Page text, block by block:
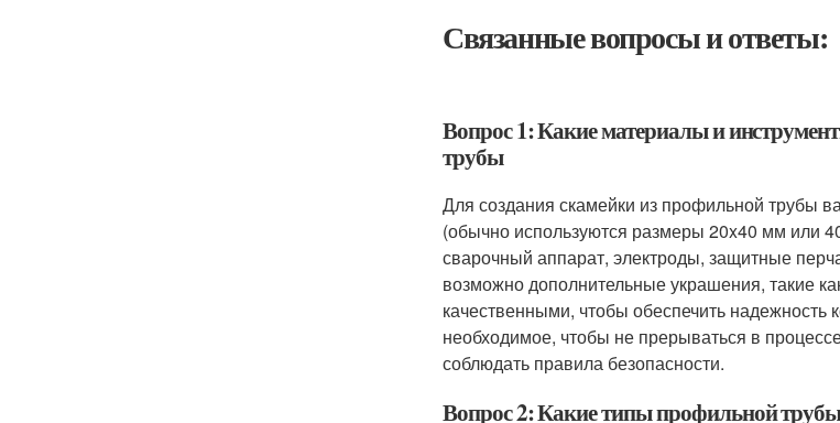
Связанные вопросы и ответы:
Вопрос 1: Какие материалы и
трубы
Для создания скамейки из профильной трубы
(обычно используются размеры 20x40 мм или
сварочный аппарат, электроды, защитные
возможно дополнительные украшения, такие
качественными, чтобы обеспечить надежность
необходимое, чтобы не прерываться в
соблюдать правила безопасности.
Вопрос 2: Какие типы профильной трубы